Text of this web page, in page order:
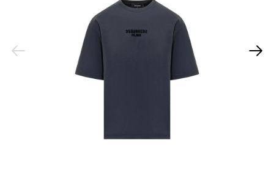
Previous Next